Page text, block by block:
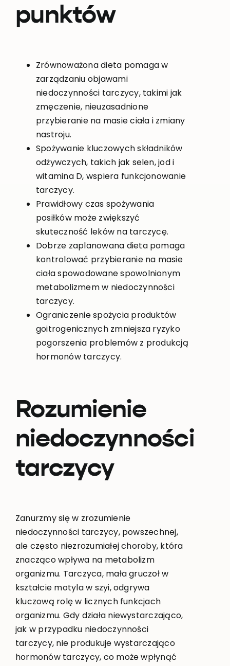
punktów
Zrównoważona dieta pomaga w
zarządzaniu objawami
niedoczynności tarczycy, takimi jak
zmęczenie, nieuzasadnione
przybieranie na masie ciała i zmiany
nastroju.
Spożywanie kluczowych składników
odżywczych, takich jak selen, jod i
witamina D, wspiera funkcjonowanie
tarczycy.
Prawidłowy czas spożywania
posiłków może zwiększyć
skuteczność leków na tarczycę.
Dobrze zaplanowana dieta pomaga
kontrolować przybieranie na masie
ciała spowodowane spowolnionym
metabolizmem w niedoczynności
tarczycy.
Ograniczenie spożycia produktów
goitrogenicznych zmniejsza ryzyko
pogorszenia problemów z produkcją
hormonów tarczycy.
Rozumienie
niedoczynności
tarczycy
Zanurzmy się w zrozumienie
niedoczynności tarczycy, powszechnej,
ale często niezrozumiałej choroby, która
znacząco wpływa na metabolizm
organizmu. Tarczyca, mała gruczoł w
kształcie motyla w szyi, odgrywa
kluczową rolę w licznych funkcjach
organizmu. Gdy działa niewystarczająco,
jak w przypadku niedoczynności
tarczycy, nie produkuje wystarczająco
hormonów tarczycy, co może wpłynąć